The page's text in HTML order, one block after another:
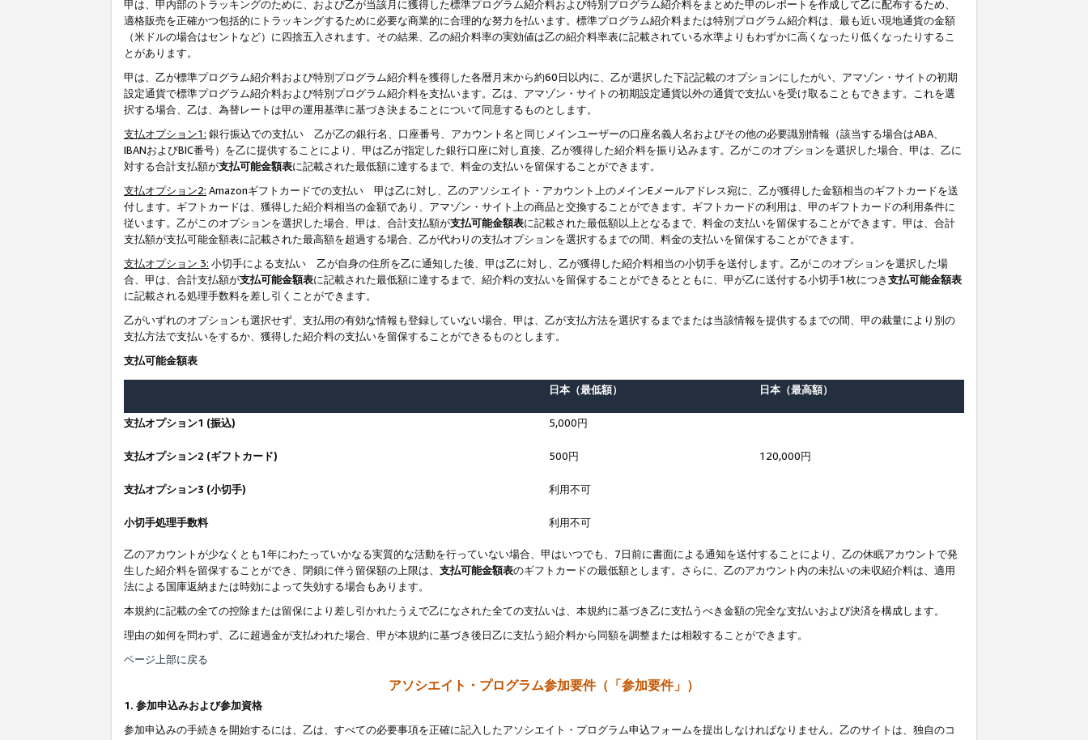
甲は、甲内部のトラッキングのために、および乙が当該月に獲得した標準プログラム紹介料および特別プログラム紹介料をまとめた甲のレポートを作成して乙に配布するため、
適格販売を正確かつ包括的にトラッキングするために必要な商業的に合理的な努力を払います。標準プログラム紹介料または特別プログラム紹介料は、最も近い現地通貨の金額
（米ドルの場合はセントなど）に四捨五入されます。その結果、乙の紹介料率の実効値は乙の紹介料率表に記載されている水準よりもわずかに高くなったり低くなったりするこ
とがあります。
甲は、乙が標準プログラム紹介料および特別プログラム紹介料を獲得した各暦月末から約60日以内に、乙が選択した下記記載のオプションにしたがい、アマゾン・サイトの初期
設定通貨で標準プログラム紹介料および特別プログラム紹介料を支払います。乙は、アマゾン・サイトの初期設定通貨以外の通貨で支払いを受け取ることもできます。これを選
択する場合、乙は、為替レートは甲の運用基準に基づき決まることについて同意するものとします。
支払オプション1: 銀行振込での支払い 乙が乙の銀行名、口座番号、アカウント名と同じメインユーザーの口座名義人名およびその他の必要識別情報（該当する場合はABA、
IBANおよびBIC番号）を乙に提供することにより、甲は乙が指定した銀行口座に対し直接、乙が獲得した紹介料を振り込みます。乙がこのオプションを選択した場合、甲は、乙に
対する合計支払額が支払可能金額表に記載された最低額に達するまで、料金の支払いを留保することができます。
支払オプション2: Amazonギフトカードでの支払い 甲は乙に対し、乙のアソシエイト・アカウント上のメインEメールアドレス宛に、乙が獲得した金額相当のギフトカードを送
付します。ギフトカードは、獲得した紹介料相当の金額であり、アマゾン・サイト上の商品と交換することができます。ギフトカードの利用は、甲のギフトカードの利用条件に
従います。乙がこのオプションを選択した場合、甲は、合計支払額が支払可能金額表に記載された最低額以上となるまで、料金の支払いを留保することができます。甲は、合計
支払額が支払可能金額表に記載された最高額を超過する場合、乙が代わりの支払オプションを選択するまでの間、料金の支払いを留保することができます。
支払オプション 3: 小切手による支払い 乙が自身の住所を乙に通知した後、甲は乙に対し、乙が獲得した紹介料相当の小切手を送付します。乙がこのオプションを選択した場
合、甲は、合計支払額が支払可能金額表に記載された最低額に達するまで、紹介料の支払いを留保することができるとともに、甲が乙に送付する小切手1枚につき支払可能金額表
に記載される処理手数料を差し引くことができます。
乙がいずれのオプションも選択せず、支払用の有効な情報も登録していない場合、甲は、乙が支払方法を選択するまでまたは当該情報を提供するまでの間、甲の裁量により別の
支払方法で支払いをするか、獲得した紹介料の支払いを留保することができるものとします。
支払可能金額表
日本（最低額） 日本（最高額）
支払オプション1 (振込) 5,000円
支払オプション2 (ギフトカード) 500円 120,000円
支払オプション3 (小切手) 利用不可
小切手処理手数料 利用不可
乙のアカウントが少なくとも1年にわたっていかなる実質的な活動を行っていない場合、甲はいつでも、7日前に書面による通知を送付することにより、乙の休眠アカウントで発
生した紹介料を留保することができ、閉鎖に伴う留保額の上限は、 支払可能金額表のギフトカードの最低額とします。さらに、乙のアカウント内の未払いの未収紹介料は、適用
法による国庫返納または時効によって失効する場合もあります。
本規約に記載の全ての控除または留保により差し引かれたうえで乙になされた全ての支払いは、本規約に基づき乙に支払うべき金額の完全な支払いおよび決済を構成します。
理由の如何を問わず、乙に超過金が支払われた場合、甲が本規約に基づき後日乙に支払う紹介料から同額を調整または相殺することができます。
ページ上部に戻る
アソシエイト・プログラム参加要件（「参加要件」）
1. 参加申込みおよび参加資格
参加申込みの手続きを開始するには、乙は、すべての必要事項を正確に記入したアソシエイト・プログラム申込フォームを提出しなければなりません。乙のサイトは、独自のコ